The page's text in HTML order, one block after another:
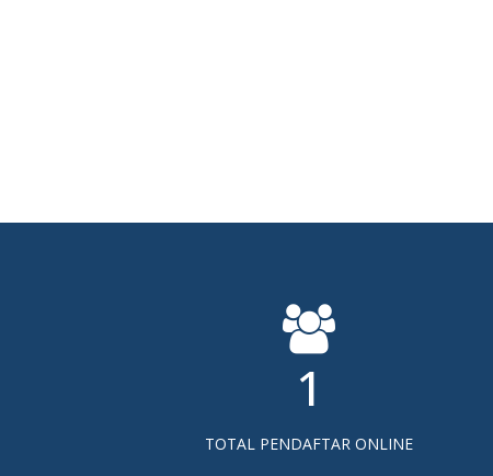
1
TOTAL PENDAFTAR ONLINE